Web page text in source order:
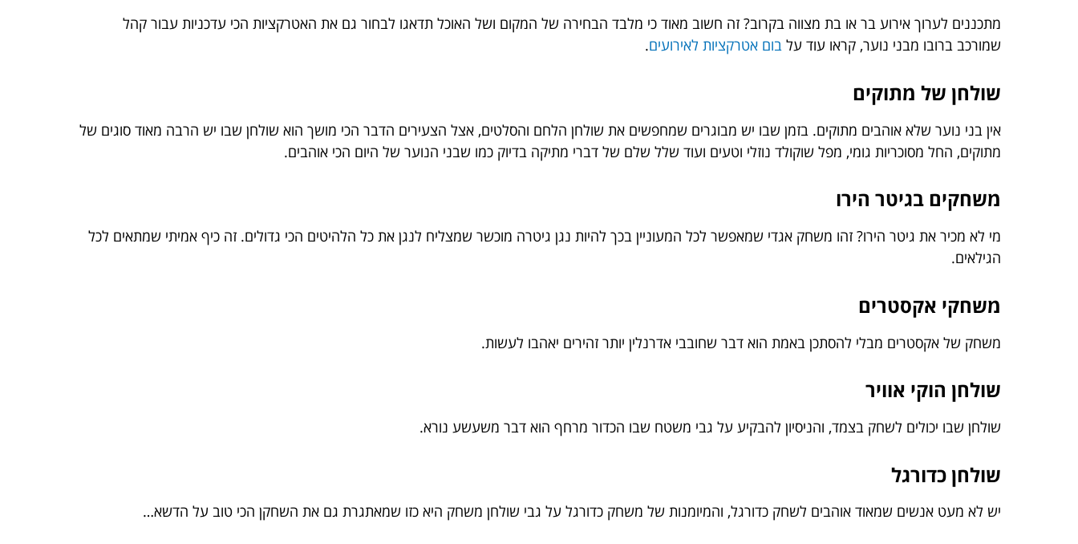
מתכננים לערוך אירוע בר או בת מצווה בקרוב? זה חשוב מאוד כי מלבד הבחירה של המקום ושל האוכל תדאגו לבחור גם את האטרקציות הכי עדכניות עבור קהל
שמורכב ברובו מבני נוער, קראו עוד על בום אטרקציות לאירועים.
שולחן של מתוקים
אין בני נוער שלא אוהבים מתוקים. בזמן שבו יש מבוגרים שמחפשים את שולחן הלחם והסלטים, אצל הצעירים הדבר הכי מושך הוא שולחן שבו יש הרבה מאוד סוגים של
מתוקים, החל מסוכריות גומי, מפל שוקולד נוזלי וטעים ועוד שלל שלם של דברי מתיקה בדיוק כמו שבני הנוער של היום הכי אוהבים.
משחקים בגיטר הירו
מי לא מכיר את גיטר הירו? זהו משחק אגדי שמאפשר לכל המעוניין בכך להיות נגן גיטרה מוכשר שמצליח לנגן את כל הלהיטים הכי גדולים. זה כיף אמיתי שמתאים לכל
הגילאים.
משחקי אקסטרים
משחק של אקסטרים מבלי להסתכן באמת הוא דבר שחובבי אדרנלין יותר זהירים יאהבו לעשות.
שולחן הוקי אוויר
שולחן שבו יכולים לשחק בצמד, והניסיון להבקיע על גבי משטח שבו הכדור מרחף הוא דבר משעשע נורא.
שולחן כדורגל
יש לא מעט אנשים שמאוד אוהבים לשחק כדורגל, והמיומנות של משחק כדורגל על גבי שולחן משחק היא כזו שמאתגרת גם את השחקן הכי טוב על הדשא…